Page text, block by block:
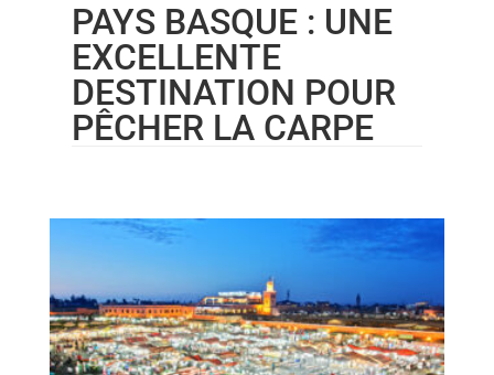
PAYS BASQUE : UNE
EXCELLENTE
DESTINATION POUR
PÊCHER LA CARPE